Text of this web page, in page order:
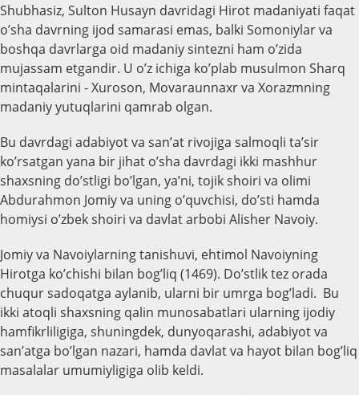
Shubhasiz, Sulton Husayn davridagi Hirot madaniyati faqat
o’sha davrning ijod samarasi emas, balki Somoniylar va
boshqa davrlarga oid madaniy sintezni ham o’zida
mujassam etgandir. U o’z ichiga ko’plab musulmon Sharq
mintaqalarini - Xuroson, Movaraunnaxr va Xorazmning
madaniy yutuqlarini qamrab olgan.
Bu davrdagi adabiyot va san’at rivojiga salmoqli ta’sir
ko’rsatgan yana bir jihat o’sha davrdagi ikki mashhur
shaxsning do’stligi bo’lgan, ya’ni, tojik shoiri va olimi
Abdurahmon Jomiy va uning o’quvchisi, do’sti hamda
homiysi o’zbek shoiri va davlat arbobi Alisher Navoiy.
Jomiy va Navoiylarning tanishuvi, ehtimol Navoiyning
Hirotga ko’chishi bilan bog’liq (1469). Do’stlik tez orada
chuqur sadoqatga aylanib, ularni bir umrga bog’ladi. Bu
ikki atoqli shaxsning qalin munosabatlari ularning ijodiy
hamfikrliligiga, shuningdek, dunyoqarashi, adabiyot va
san’atga bo’lgan nazari, hamda davlat va hayot bilan bog’liq
masalalar umumiyligiga olib keldi.